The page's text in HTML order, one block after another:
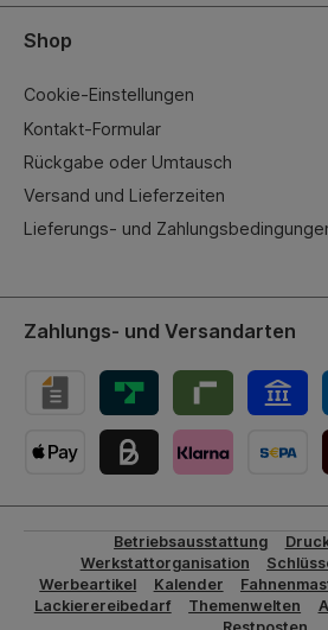
Shop
Cookie-Einstellungen
Kontakt-Formular
Rückgabe oder Umtausch
Versand und Lieferzeiten
Lieferungs- und
Zahlungs- und Versandarten
Betriebsausstattung
Werkstattorganisation
Werbeartikel
Kalender
Lackierereibedarf
Themenwelten